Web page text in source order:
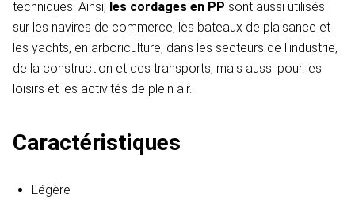
techniques. Ainsi, les cordages en PP sont aussi utilisés
sur les navires de commerce, les bateaux de plaisance et
les yachts, en arboriculture, dans les secteurs de l'industrie,
de la construction et des transports, mais aussi pour les
loisirs et les activités de plein air.
Caractéristiques
Légère